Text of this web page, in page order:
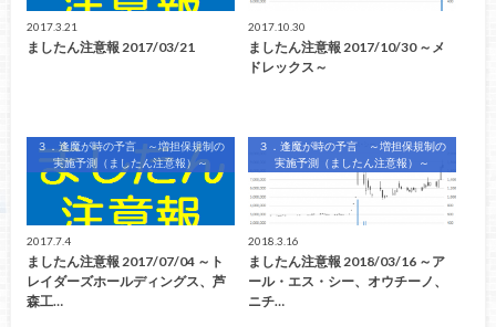
2017.3.21
ましたん注意報 2017/03/21
2017.10.30
ましたん注意報 2017/10/30 ～メ
ドレックス～
３．逢魔が時の予言 ～増担保規制の
実施予測（ましたん注意報）～
2017.7.4
ましたん注意報 2017/07/04 ～ト
レイダーズホールディングス、芦
森工…
３．逢魔が時の予言 ～増担保規制の
実施予測（ましたん注意報）～
2018.3.16
ましたん注意報 2018/03/16 ～ア
ール・エス・シー、オウチーノ、
ニチ…